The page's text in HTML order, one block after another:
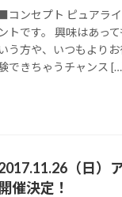
コンセプト ピュアラ
ントです。 興味はあっ
う方や、いつもより
できちゃうチャンス
（日）
開催決定！